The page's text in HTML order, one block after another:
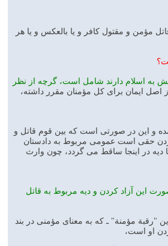
مؤمن و مقتول كافر و يا بالعكس و يا هر
به اسلام دارند شامل است، گرچه از نظر
اصل ايمان براى كل مؤمنان مقرر داشته،
و اين در صورتى است كه بين قوم قاتل و
كردن حقى است عمومى مربوط به دادستان
ديه در اينجا ساقط مى گردد، چون وارث
اين آزاد كردن و ديه مربوط به قاتل
مؤمنة" ـ كه به معناى مؤمنى در بند
او است،